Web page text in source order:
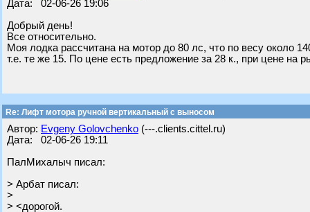
Дата: 02-06-26 19:06
Добрый день!
Все относительно.
Моя лодка рассчитана на мотор до 80 лс, что по весу около
т.е. те же 15. По цене есть предложение за 28 к., при цене на
Re: Лифт мотора ручной вертикальный с выносом
Автор: Evgeny Golovchenko (---.clients.cittel.ru)
Дата: 02-06-26 19:11
ПалМихалыч писал:
> Арбат писал:
>
> <дорогой.